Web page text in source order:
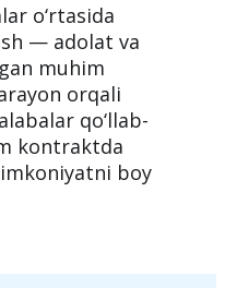
o‘rtasida
— adolat va
muhim
orqali
qo‘llab-
kontraktda
imkoniyatni boy